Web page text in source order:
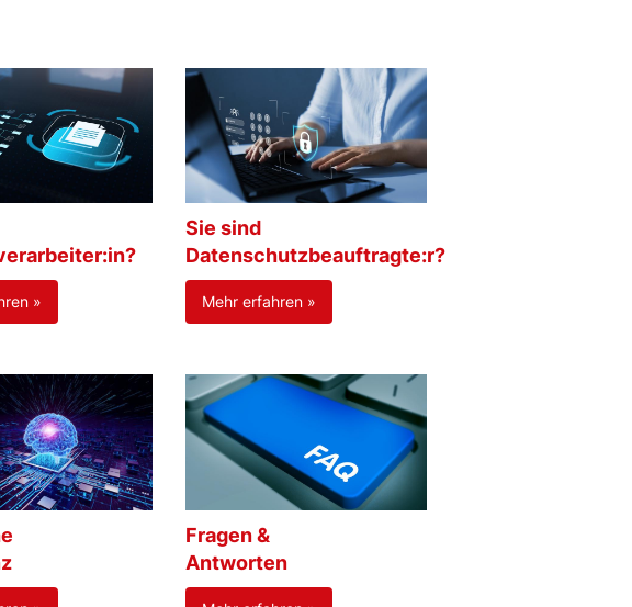
»
Sie sind
Datenschutzbeauftragte:r?
Mehr erfahren »
Fragen &
Antworten